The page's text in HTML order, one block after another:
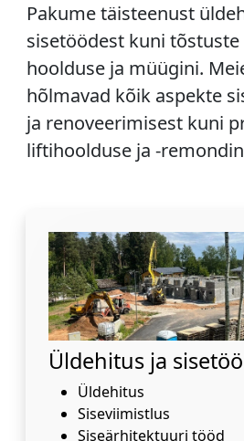
Pakume täisteenust
sisetöödest kuni
hoolduse ja müügini.
hõlmavad kõik aspekte
ja renoveerimisest kuni
liftihoolduse ja -
Üldehitus ja
Üldehitus
Siseviimistlus
Siseärhitektuuri tööd